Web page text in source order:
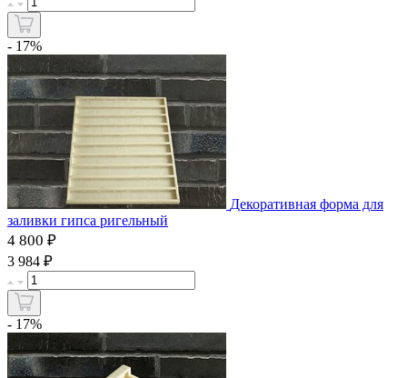
- 17%
Декоративная форма для
заливки гипса ригельный
4 800 ₽
3 984 ₽
- 17%